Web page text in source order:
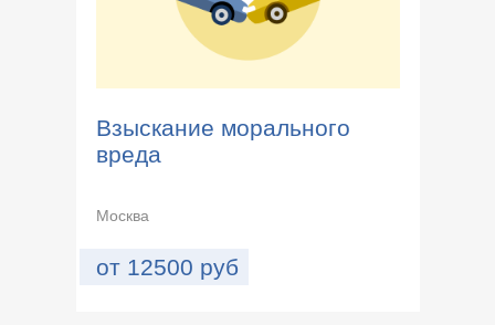
Взыскание морального
вреда
Москва
от 12500 руб